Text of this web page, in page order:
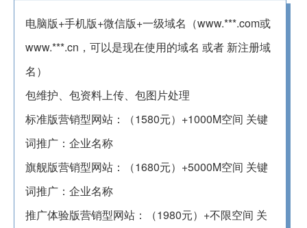
电脑版+手机版+微信版+一级域名（www.***.com或
www.***.cn，可以是现在使用的域名 或者 新注册域
名）
包维护、包资料上传、包图片处理
标准版营销型网站：（1580元）+1000M空间 关键
词推广：企业名称
旗舰版营销型网站：（1680元）+5000M空间 关键
词推广：企业名称
推广体验版营销型网站：（1980元）+不限空间 关